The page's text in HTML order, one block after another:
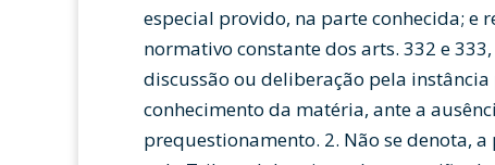
especial provido, na parte conhecida; e
normativo constante dos arts. 332 e
discussão ou deliberação pela
conhecimento da matéria, ante a
prequestionamento. 2. Não se denota,